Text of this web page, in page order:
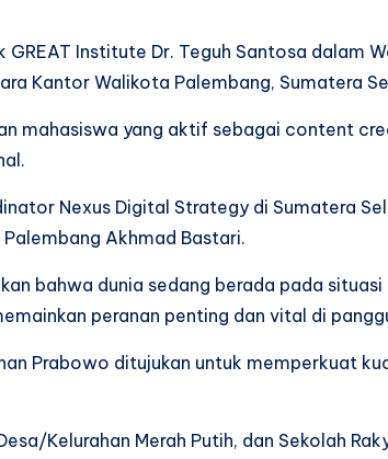
Institute Dr. Teguh Santosa dalam
Kantor Walikota Palembang, Sumatera
mahasiswa yang aktif sebagai content
Nexus Digital Strategy di Sumatera
Akhmad Bastari.
bahwa dunia sedang berada pada
peranan penting dan vital di
Prabowo ditujukan untuk memperkuat
Kelurahan Merah Putih, dan Sekolah